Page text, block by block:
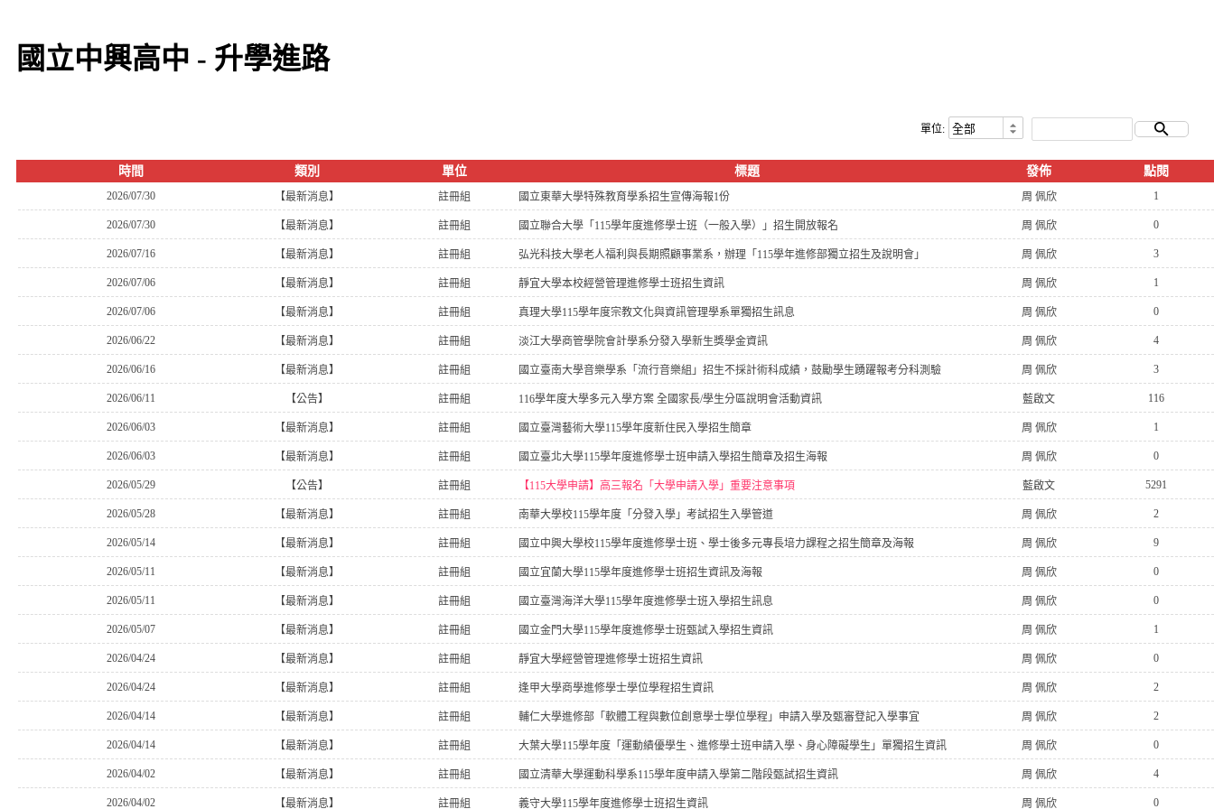
國立中興高中 - 升學進路
單位:
時間 類別 單位 標題 發佈 點閱
2026/07/30 【最新消息】 註冊組 國立東華大學特殊教育學系招生宣傳海報1份 周 佩欣 1
2026/07/30 【最新消息】 註冊組 國立聯合大學「115學年度進修學士班（一般入學）」招生開放報名 周 佩欣 0
2026/07/16 【最新消息】 註冊組 弘光科技大學老人福利與長期照顧事業系，辦理「115學年進修部獨立招生及說明會」 周 佩欣 3
2026/07/06 【最新消息】 註冊組 靜宜大學本校經營管理進修學士班招生資訊 周 佩欣 1
2026/07/06 【最新消息】 註冊組 真理大學115學年度宗教文化與資訊管理學系單獨招生訊息 周 佩欣 0
2026/06/22 【最新消息】 註冊組 淡江大學商管學院會計學系分發入學新生獎學金資訊 周 佩欣 4
2026/06/16 【最新消息】 註冊組 國立臺南大學音樂學系「流行音樂組」招生不採計術科成績，鼓勵學生踴躍報考分科測驗 周 佩欣 3
2026/06/11 【公告】 註冊組 116學年度大學多元入學方案 全國家長/學生分區說明會活動資訊 藍啟文 116
2026/06/03 【最新消息】 註冊組 國立臺灣藝術大學115學年度新住民入學招生簡章 周 佩欣 1
2026/06/03 【最新消息】 註冊組 國立臺北大學115學年度進修學士班申請入學招生簡章及招生海報 周 佩欣 0
2026/05/29 【公告】 註冊組 【115大學申請】高三報名「大學申請入學」重要注意事項 藍啟文 5291
2026/05/28 【最新消息】 註冊組 南華大學校115學年度「分發入學」考試招生入學管道 周 佩欣 2
2026/05/14 【最新消息】 註冊組 國立中興大學校115學年度進修學士班、學士後多元專長培力課程之招生簡章及海報 周 佩欣 9
2026/05/11 【最新消息】 註冊組 國立宜蘭大學115學年度進修學士班招生資訊及海報 周 佩欣 0
2026/05/11 【最新消息】 註冊組 國立臺灣海洋大學115學年度進修學士班入學招生訊息 周 佩欣 0
2026/05/07 【最新消息】 註冊組 國立金門大學115學年度進修學士班甄試入學招生資訊 周 佩欣 1
2026/04/24 【最新消息】 註冊組 靜宜大學經營管理進修學士班招生資訊 周 佩欣 0
2026/04/24 【最新消息】 註冊組 逢甲大學商學進修學士學位學程招生資訊 周 佩欣 2
2026/04/14 【最新消息】 註冊組 輔仁大學進修部「軟體工程與數位創意學士學位學程」申請入學及甄審登記入學事宜 周 佩欣 2
2026/04/14 【最新消息】 註冊組 大葉大學115學年度「運動績優學生、進修學士班申請入學、身心障礙學生」單獨招生資訊 周 佩欣 0
2026/04/02 【最新消息】 註冊組 國立清華大學運動科學系115學年度申請入學第二階段甄試招生資訊 周 佩欣 4
2026/04/02 【最新消息】 註冊組 義守大學115學年度進修學士班招生資訊 周 佩欣 0